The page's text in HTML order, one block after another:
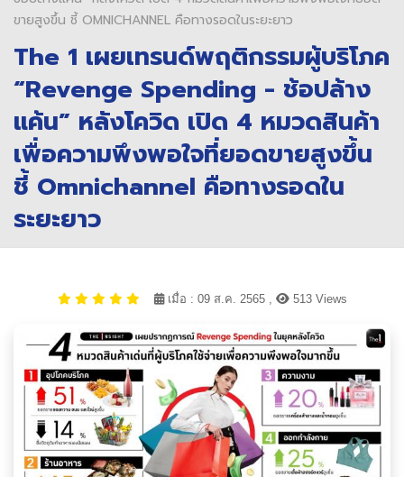
ขายสูงขึ้น ชี้ OMNICHANNEL คือทางรอดในระยะยาว
The 1 เผยเทรนด์พฤติกรรมผู้บริโภค
“Revenge Spending - ช้อปล้าง
แค้น” หลังโควิด เปิด 4 หมวดสินค้า
เพื่อความพึงพอใจที่ยอดขายสูงขึ้น
ชี้ Omnichannel คือทางรอดใน
ระยะยาว
เมื่อ : 09 ส.ค. 2565 , 513 Views